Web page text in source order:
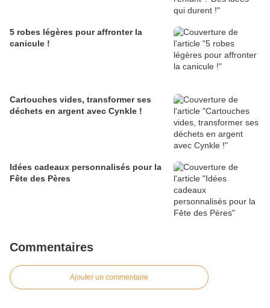
5 robes légères pour affronter la
canicule !
Cartouches vides, transformer ses
déchets en argent avec Cynkle !
Idées cadeaux personnalisés pour la
Fête des Pères
Commentaires
Ajouter un commentaire